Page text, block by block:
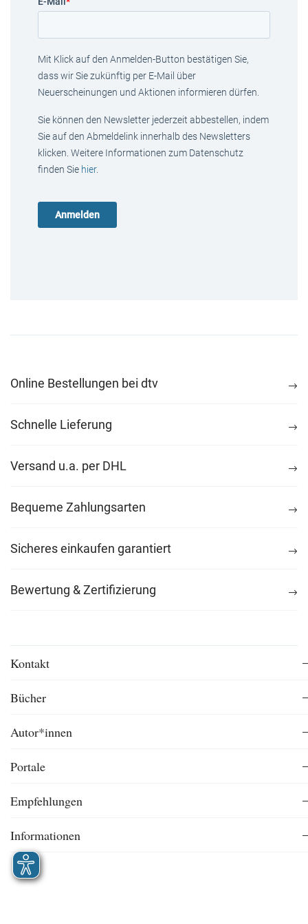
Mit Klick auf den Anmelden-Button bestätigen Sie,
dass wir Sie zukünftig per E-Mail über
Neuerscheinungen und Aktionen informieren dürfen.
Sie können den Newsletter jederzeit abbestellen, indem
Sie auf den Abmeldelink innerhalb des Newsletters
klicken. Weitere Informationen zum Datenschutz
finden Sie hier.
Online Bestellungen bei dtv
Schnelle Lieferung
Versand u.a. per DHL
Bequeme Zahlungsarten
Sicheres einkaufen garantiert
Bewertung & Zertifizierung
Kontakt
Bücher
Autor*innen
Portale
Empfehlungen
Informationen